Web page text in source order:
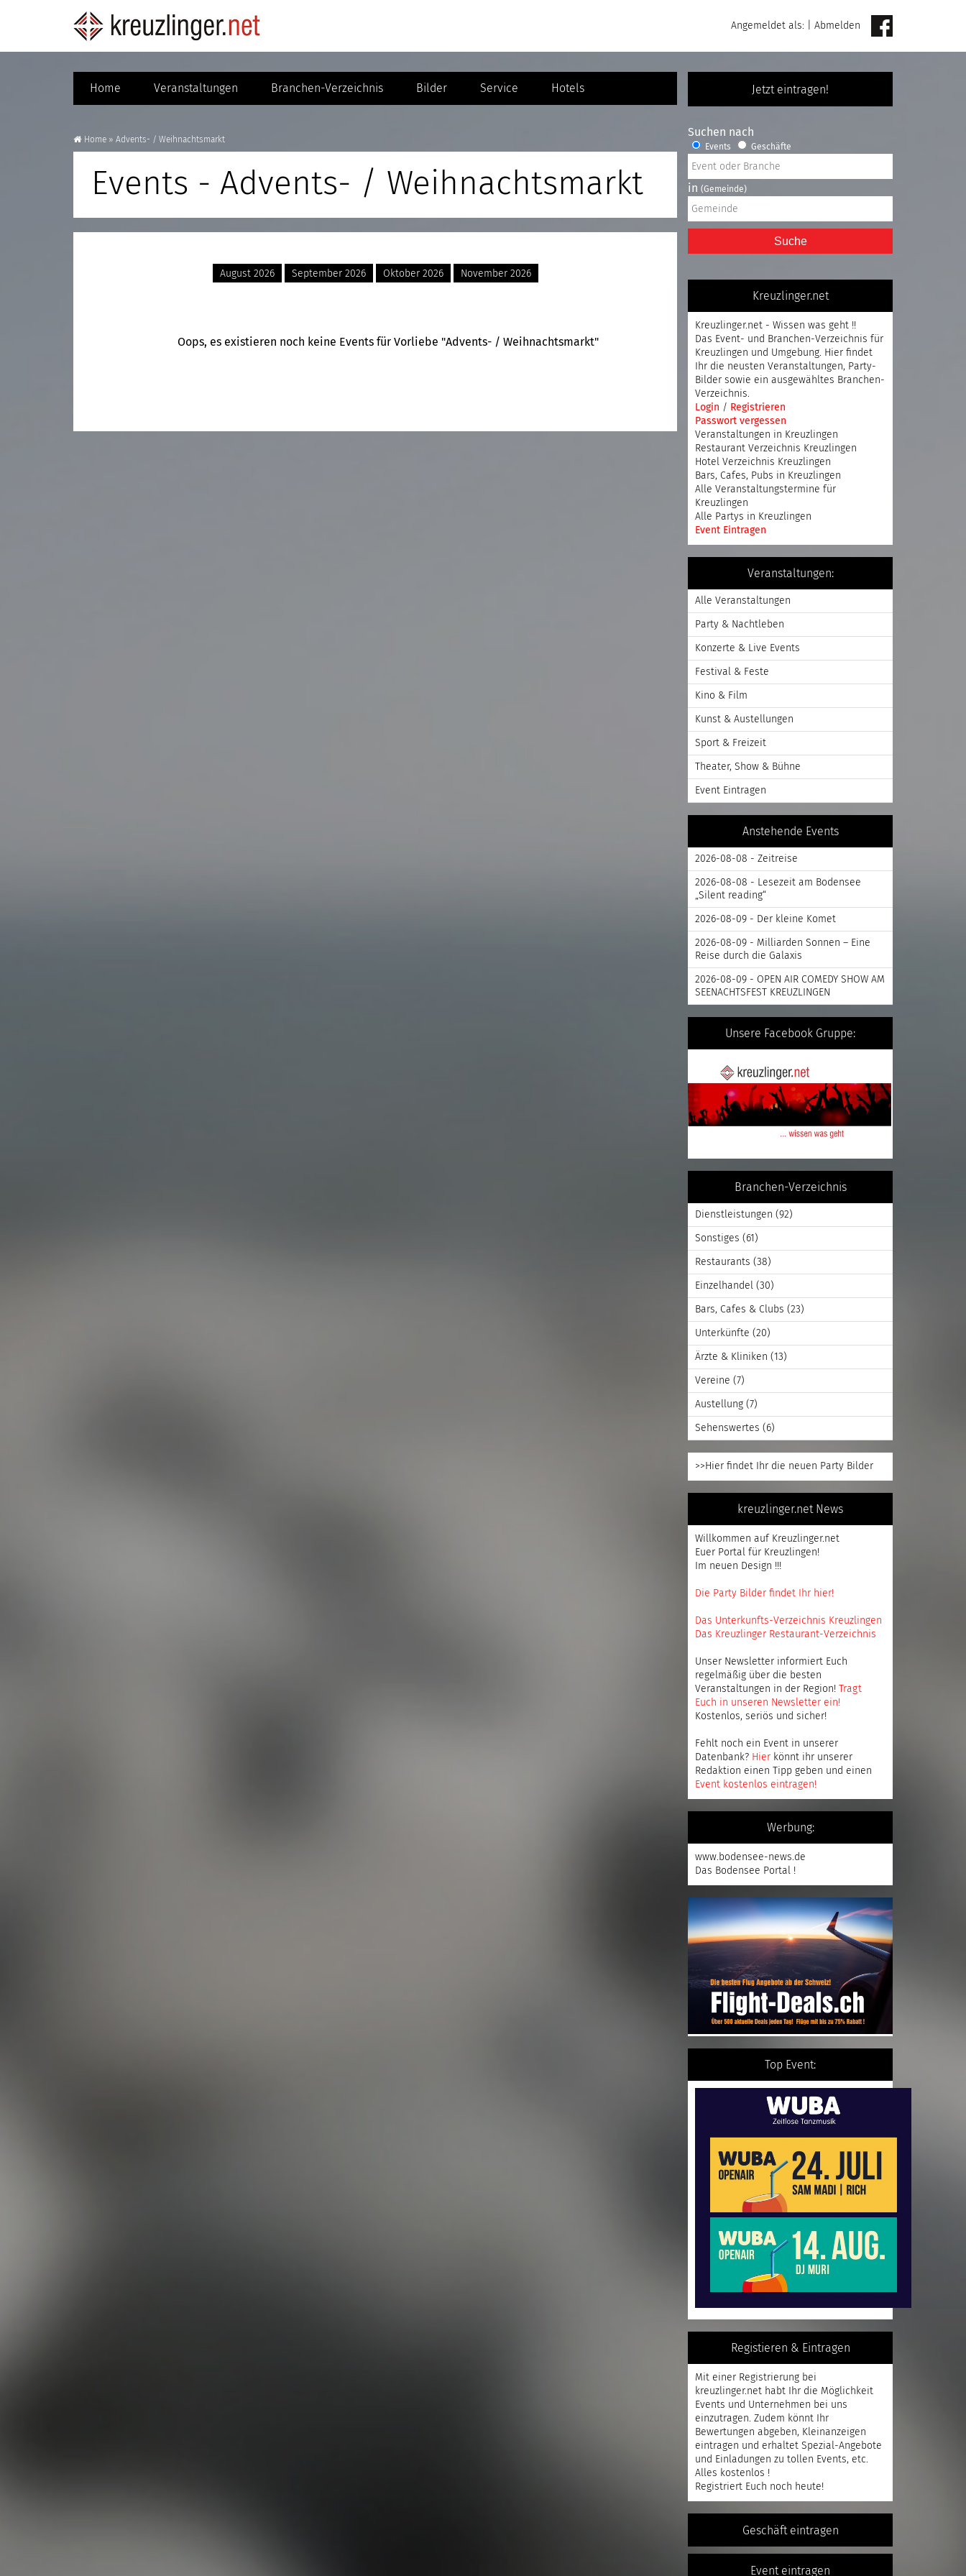
Angemeldet als: Abmelden
Jetzt eintragen!
Home Veranstaltungen Branchen-Verzeichnis Bilder Service Hotels
Home » Advents- / Weihnachtsmarkt
Events - Advents- / Weihnachtsmarkt
August 2026 September 2026 Oktober 2026 November 2026
Oops, es existieren noch keine Events für Vorliebe "Advents- / Weihnachtsmarkt"
Suchen nach
Events Geschäfte
in (Gemeinde)
Suche
Kreuzlinger.net
Kreuzlinger.net - Wissen was geht !!
Das Event- und Branchen-Verzeichnis für
Kreuzlingen und Umgebung. Hier findet
Ihr die neusten Veranstaltungen, Party-
Bilder sowie ein ausgewähltes Branchen-
Verzeichnis.
Login / Registrieren
Passwort vergessen
Veranstaltungen in Kreuzlingen
Restaurant Verzeichnis Kreuzlingen
Hotel Verzeichnis Kreuzlingen
Bars, Cafes, Pubs in Kreuzlingen
Alle Veranstaltungstermine für
Kreuzlingen
Alle Partys in Kreuzlingen
Event Eintragen
Veranstaltungen:
Alle Veranstaltungen
Party & Nachtleben
Konzerte & Live Events
Festival & Feste
Kino & Film
Kunst & Austellungen
Sport & Freizeit
Theater, Show & Bühne
Event Eintragen
Anstehende Events
2026-08-08 - Zeitreise
2026-08-08 - Lesezeit am Bodensee
„Silent reading“
2026-08-09 - Der kleine Komet
2026-08-09 - Milliarden Sonnen – Eine
Reise durch die Galaxis
2026-08-09 - OPEN AIR COMEDY SHOW AM
SEENACHTSFEST KREUZLINGEN
Unsere Facebook Gruppe:
Branchen-Verzeichnis
Dienstleistungen (92)
Sonstiges (61)
Restaurants (38)
Einzelhandel (30)
Bars, Cafes & Clubs (23)
Unterkünfte (20)
Ärzte & Kliniken (13)
Vereine (7)
Austellung (7)
Sehenswertes (6)
>>Hier findet Ihr die neuen Party Bilder
kreuzlinger.net News
Willkommen auf Kreuzlinger.net
Euer Portal für Kreuzlingen!
Im neuen Design !!!
Die Party Bilder findet Ihr hier!
Das Unterkunfts-Verzeichnis Kreuzlingen
Das Kreuzlinger Restaurant-Verzeichnis
Unser Newsletter informiert Euch
regelmäßig über die besten
Veranstaltungen in der Region! Tragt
Euch in unseren Newsletter ein!
Kostenlos, seriös und sicher!
Fehlt noch ein Event in unserer
Datenbank? Hier könnt ihr unserer
Redaktion einen Tipp geben und einen
Event kostenlos eintragen!
Werbung:
www.bodensee-news.de
Das Bodensee Portal !
Top Event:
Registieren & Eintragen
Mit einer Registrierung bei
kreuzlinger.net habt Ihr die Möglichkeit
Events und Unternehmen bei uns
einzutragen. Zudem könnt Ihr
Bewertungen abgeben, Kleinanzeigen
eintragen und erhaltet Spezial-Angebote
und Einladungen zu tollen Events, etc.
Alles kostenlos !
Registriert Euch noch heute!
Geschäft eintragen
Event eintragen